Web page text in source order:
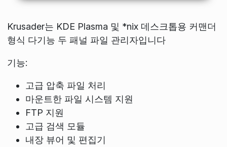
Krusader는 KDE Plasma 및 *nix 데스크톱용 커맨더
형식 다기능 두 패널 파일 관리자입니다
기능:
고급 압축 파일 처리
마운트한 파일 시스템 지원
FTP 지원
고급 검색 모듈
내장 뷰어 및 편집기